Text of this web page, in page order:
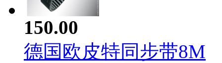
150.00
德国欧皮特同步带8M